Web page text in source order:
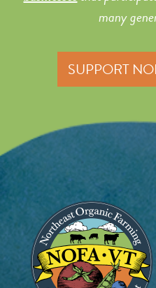
many
SUPPORT
Image